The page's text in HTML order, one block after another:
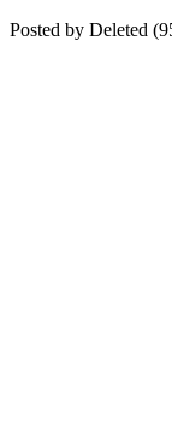
Posted by Deleted